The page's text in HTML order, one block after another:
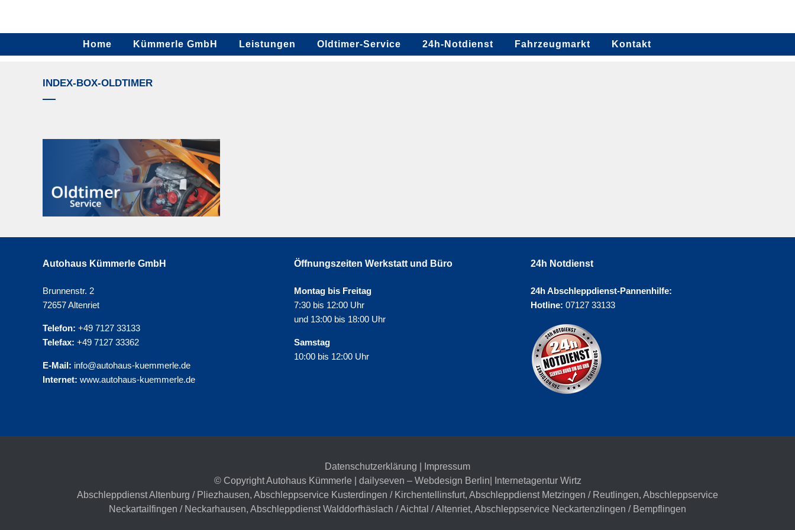
Home Kümmerle GmbH Leistungen Oldtimer-Service 24h-Notdienst Fahrzeugmarkt Kontakt
INDEX-BOX-OLDTIMER
Autohaus Kümmerle GmbH
Brunnenstr. 2
72657 Altenriet
Telefon: +49 7127 33133
Telefax: +49 7127 33362
E-Mail: info@autohaus-kuemmerle.de
Internet: www.autohaus-kuemmerle.de
Öffnungszeiten Werkstatt und Büro
Montag bis Freitag
7:30 bis 12:00 Uhr
und 13:00 bis 18:00 Uhr
Samstag
10:00 bis 12:00 Uhr
24h Notdienst
24h Abschleppdienst-Pannenhilfe:
Hotline: 07127 33133
Datenschutzerklärung
Impressum
© Copyright Autohaus Kümmerle | dailyseven – Webdesign Berlin | Internetagentur Wirtz
Abschleppdienst Altenburg / Pliezhausen, Abschleppservice Kusterdingen / Kirchentellinsfurt, Abschleppdienst Metzingen / Reutlingen, Abschleppservice
Neckartailfingen / Neckarhausen, Abschleppdienst Walddorfhäslach / Aichtal / Altenriet, Abschleppservice Neckartenzlingen / Bempflingen